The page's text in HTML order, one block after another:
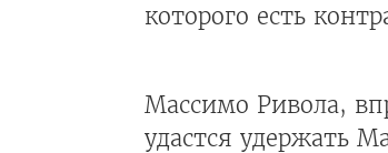
которого есть
Массимо Ривола,
удастся удержать